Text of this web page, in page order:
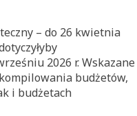
– do 26 kwietnia
2026 r. Wskazane
budżetów,
i budżetach